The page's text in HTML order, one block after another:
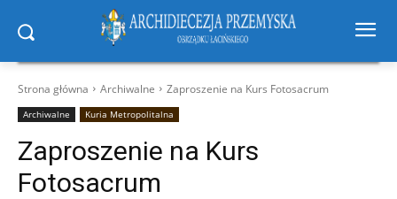
Strona główna Archiwalne Zaproszenie na Kurs Fotosacrum
Archiwalne Kuria Metropolitalna
Zaproszenie na Kurs
Fotosacrum